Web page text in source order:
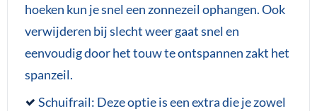
hoeken kun je snel een zonnezeil ophangen. Ook
verwijderen bij slecht weer gaat snel en
eenvoudig door het touw te ontspannen zakt het
spanzeil.
Schuifrail: Deze optie is een extra die je zowel